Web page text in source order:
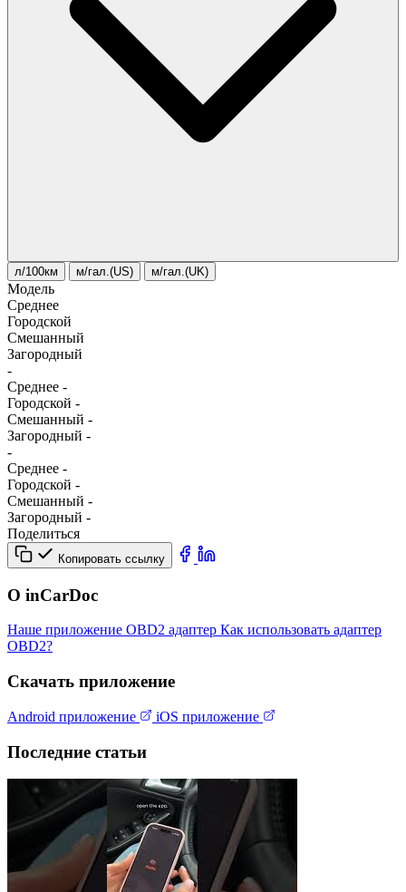
л/100км м/гал.(US) м/гал.(UK)
Модель
Среднее
Городской
Смешанный
Загородный
-
Среднее -
Городской -
Смешанный -
Загородный -
-
Среднее -
Городской -
Смешанный -
Загородный -
Поделиться
Копировать ссылку
О inCarDoc
Наше приложение OBD2 адаптер Как использовать адаптер
OBD2?
Скачать приложение
Android приложение iOS приложение
Последние статьи